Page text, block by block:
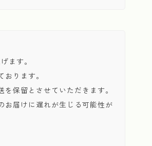
ます。
おります。
保留とさせていただきます。
お届けに遅れが生じる可能性が